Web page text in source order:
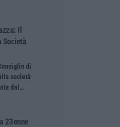
Il
Società
di
società
dal…
23enne